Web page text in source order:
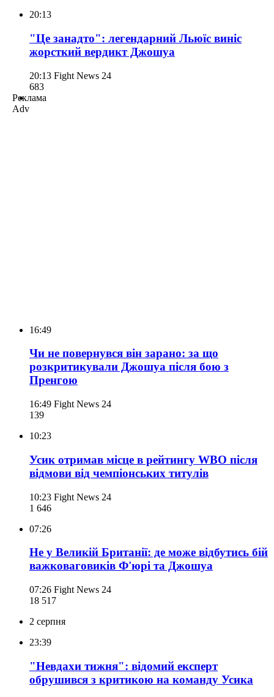
20:13
"Це занадто": легендарний Льюїс виніс
жорсткий вердикт Джошуа
20:13 Fight News 24
683
Реклама
Adv
16:49
Чи не повернувся він зарано: за що
розкритикували Джошуа після бою з
Пренгою
16:49 Fight News 24
139
10:23
Усик отримав місце в рейтингу WBO після
відмови від чемпіонських титулів
10:23 Fight News 24
1 646
07:26
Не у Великій Британії: де може відбутись бій
важковаговиків Ф'юрі та Джошуа
07:26 Fight News 24
18 517
2 серпня
23:39
"Невдахи тижня": відомий експерт
обрушився з критикою на команду Усика